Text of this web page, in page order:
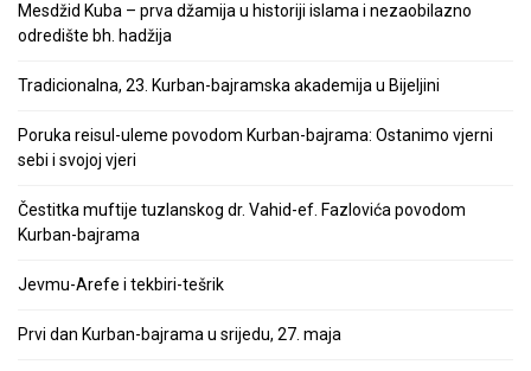
Mesdžid Kuba – prva džamija u historiji islama i nezaobilazno
odredište bh. hadžija
Tradicionalna, 23. Kurban-bajramska akademija u Bijeljini
Poruka reisul-uleme povodom Kurban-bajrama: Ostanimo vjerni
sebi i svojoj vjeri
Čestitka muftije tuzlanskog dr. Vahid-ef. Fazlovića povodom
Kurban-bajrama
Jevmu-Arefe i tekbiri-tešrik
Prvi dan Kurban-bajrama u srijedu, 27. maja